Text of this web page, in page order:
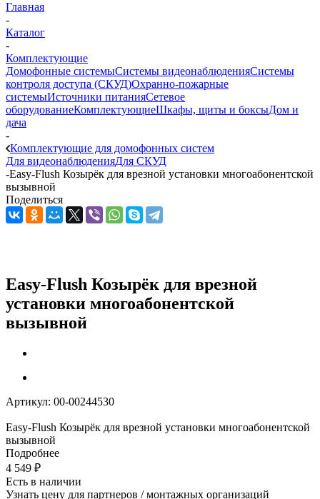
Главная
-
Каталог
-
Комплектующие
Домофонные системыСистемы видеонаблюденияСистемы
контроля доступа (СКУД)Охранно-пожарные
системыИсточники питанияСетевое
оборудованиеКомплектующиеШкафы, щиты и боксыДом и
дача
-
Комплектующие для домофонных систем
Для видеонаблюденияДля СКУД
-Easy-Flush Козырёк для врезной установки многоабонентской
вызывной
Поделиться
Easy-Flush Козырёк для врезной
установки многоабонентской
вызывной
Артикул: 00-00244530
Easy-Flush Козырёк для врезной установки многоабонентской
вызывной
Подробнее
4 549 ₽
Есть в наличии
Узнать цену для партнеров / монтажных организаций